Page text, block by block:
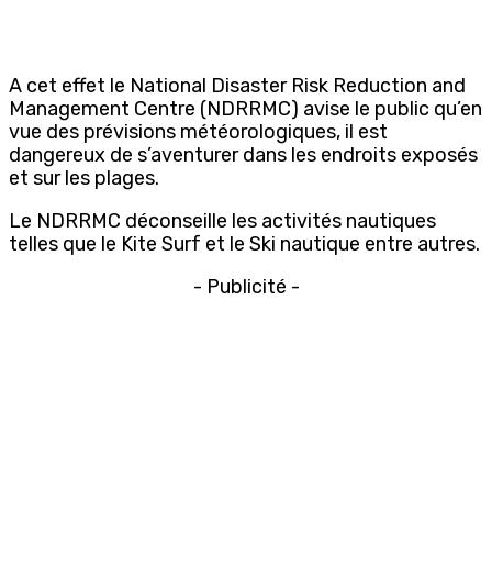
A cet effet le National Disaster Risk Reduction and
Management Centre (NDRRMC) avise le public qu’en
vue des prévisions météorologiques, il est
dangereux de s’aventurer dans les endroits exposés
et sur les plages.
Le NDRRMC déconseille les activités nautiques
telles que le Kite Surf et le Ski nautique entre autres.
- Publicité -